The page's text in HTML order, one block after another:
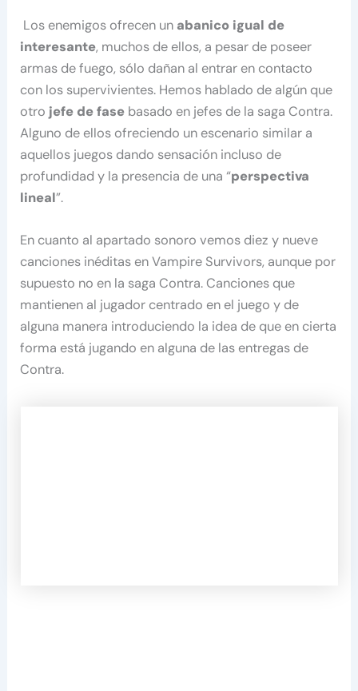
Los enemigos ofrecen un abanico igual de
interesante, muchos de ellos, a pesar de poseer
armas de fuego, sólo dañan al entrar en contacto
con los supervivientes. Hemos hablado de algún que
otro jefe de fase basado en jefes de la saga Contra.
Alguno de ellos ofreciendo un escenario similar a
aquellos juegos dando sensación incluso de
profundidad y la presencia de una “perspectiva
lineal”.
En cuanto al apartado sonoro vemos diez y nueve
canciones inéditas en Vampire Survivors, aunque por
supuesto no en la saga Contra. Canciones que
mantienen al jugador centrado en el juego y de
alguna manera introduciendo la idea de que en cierta
forma está jugando en alguna de las entregas de
Contra.